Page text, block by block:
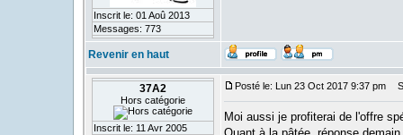
Inscrit le: 01 Aoû 2013
Messages: 773
Revenir en haut
37A2
Hors catégorie
Inscrit le: 11 Avr 2005
Posté le: Lun 23 Oct 2017 9:37 pm
Moi aussi je profiterai de l'offre